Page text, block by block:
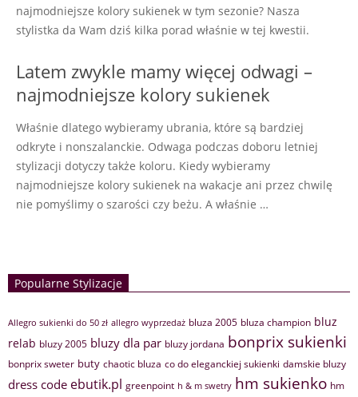
najmodniejsze kolory sukienek w tym sezonie? Nasza
stylistka da Wam dziś kilka porad właśnie w tej kwestii.
Latem zwykle mamy więcej odwagi –
najmodniejsze kolory sukienek
Właśnie dlatego wybieramy ubrania, które są bardziej
odkryte i nonszalanckie. Odwaga podczas doboru letniej
stylizacji dotyczy także koloru. Kiedy wybieramy
najmodniejsze kolory sukienek na wakacje ani przez chwilę
nie pomyślimy o szarości czy beżu. A właśnie …
Popularne Stylizacje
Allegro sukienki do 50 zł allegro wyprzedaż bluza 2005 bluza champion bluz
relab bluzy 2005 bluzy dla par bluzy jordana bonprix sukienki
bonprix sweter buty chaotic bluza co do eleganckiej sukienki damskie bluzy
dress code ebutik.pl greenpoint h & m swetry hm sukienko hm